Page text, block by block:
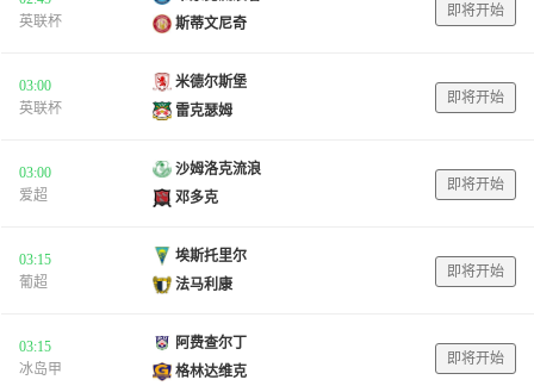
英联杯
斯蒂文尼奇
即将开始
03:00
英联杯
米德尔斯堡
雷克瑟姆
即将开始
03:00
爱超
沙姆洛克流浪
邓多克
即将开始
03:15
葡超
埃斯托里尔
法马利康
即将开始
03:15
冰岛甲
阿费查尔丁
格林达维克
即将开始